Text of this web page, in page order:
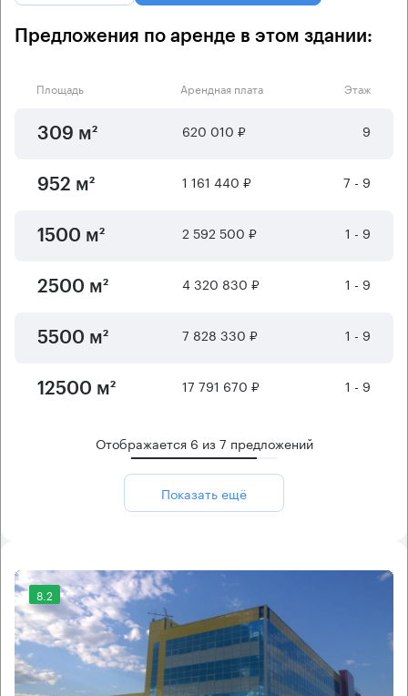
Предложения по аренде в этом здании:
Площадь Арендная плата Этаж
309 м² 620 010 ₽ 9
952 м² 1 161 440 ₽ 7 - 9
1500 м² 2 592 500 ₽ 1 - 9
2500 м² 4 320 830 ₽ 1 - 9
5500 м² 7 828 330 ₽ 1 - 9
12500 м² 17 791 670 ₽ 1 - 9
Отображается 6 из7 предложений
Показать ещё
8.2